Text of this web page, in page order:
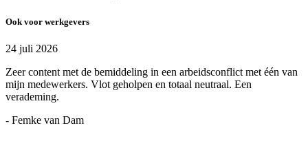
Ook voor werkgevers
24 juli 2026
Zeer content met de bemiddeling in een arbeidsconflict met één van
mijn medewerkers. Vlot geholpen en totaal neutraal. Een
verademing.
- Femke van Dam